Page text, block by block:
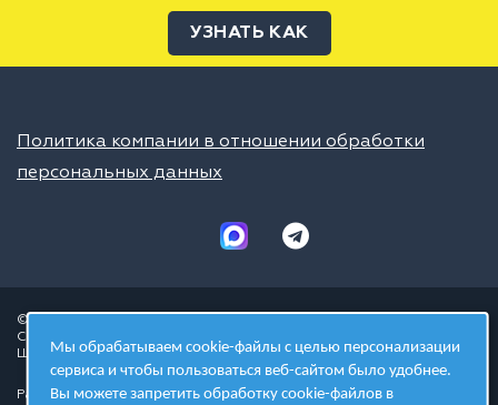
УЗНАТЬ КАК
Политика компании в отношении обработки
персональных данных
© 2026 ШЦТ
Сеть центров молодёжного инновационного творчества
Школа цифровых технологий
Разработано в студии
Мы обрабатываем cookie-файлы с целью персонализации
сервиса и чтобы пользоваться веб-сайтом было удобнее.
Вы можете запретить обработку cookie-файлов в